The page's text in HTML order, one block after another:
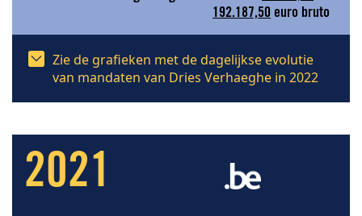
192.187,50 euro bruto
Zie de grafieken met de dagelijkse evolutie
van mandaten van Dries Verhaeghe in 2022
2021